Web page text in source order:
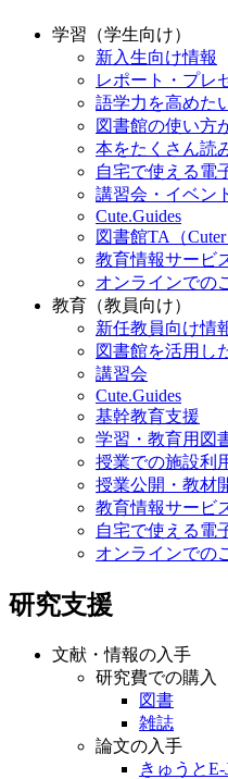
学習（学生向け）
新入生向け情報
レポート・プレ
語学力を高めた
図書館の使い方
本をたくさん読
自宅で使える電
講習会・イベン
Cute.Guides
図書館TA（Cuter
教育情報サービ
オンラインでの
教育（教員向け）
新任教員向け情
図書館を活用し
講習会
Cute.Guides
基幹教育支援
学習・教育用図
授業での施設利
授業公開・教材
教育情報サービ
自宅で使える電
オンラインでの
研究支援
文献・情報の入手
研究費での購入
図書
雑誌
論文の入手
きゅうとE-